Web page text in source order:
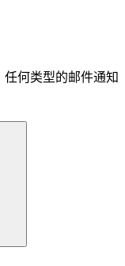
何类型的邮件通知